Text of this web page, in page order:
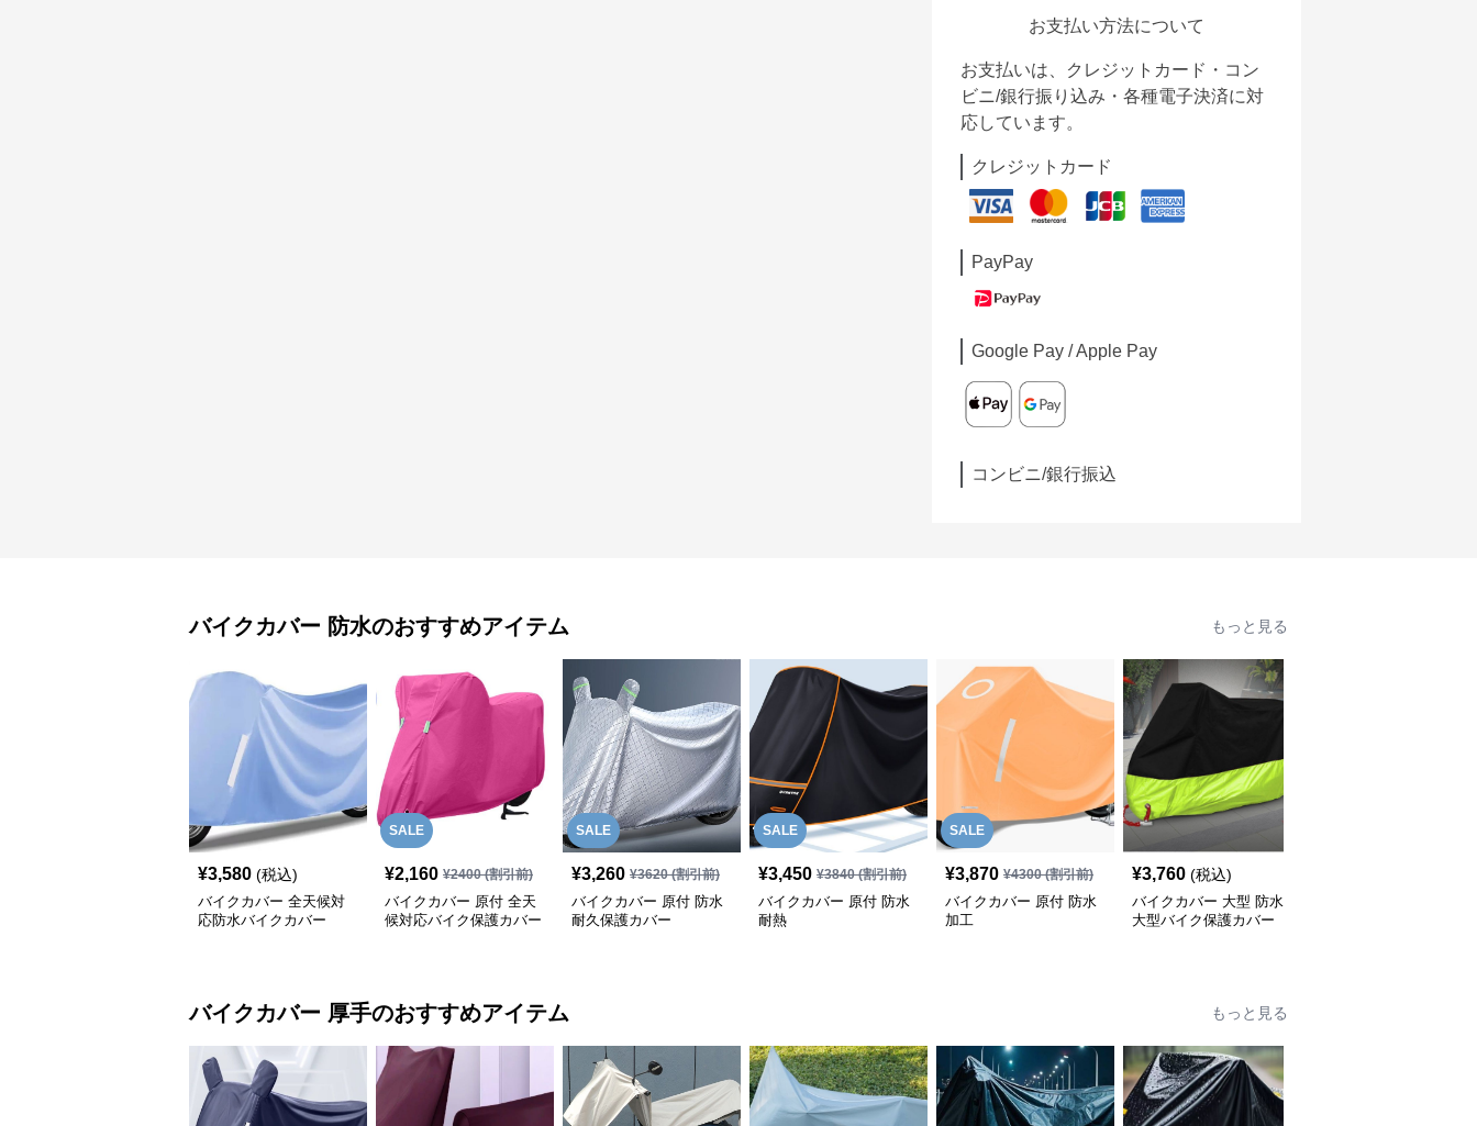
お支払い方法について
お支払いは、クレジットカード・コン
ビニ/銀行振り込み・各種電子決済に対
応しています。
クレジットカード
PayPay
Google Pay / Apple Pay
コンビニ/銀行振込
バイクカバー 防水のおすすめアイテム もっと見る
¥3,580 (税込)
バイクカバー 全天候対
応防水バイクカバー
SALE
¥2,160 ¥2400(割引前)
バイクカバー 原付 全天
候対応バイク保護カバー
SALE
¥3,260 ¥3620(割引前)
バイクカバー 原付 防水
耐久保護カバー
SALE
¥3,450 ¥3840(割引前)
バイクカバー 原付 防水
耐熱
SALE
¥3,870 ¥4300(割引前)
バイクカバー 原付 防水
加工
¥3,760 (税込)
バイクカバー 大型 防水
大型バイク保護カバー
バイクカバー 厚手のおすすめアイテム もっと見る